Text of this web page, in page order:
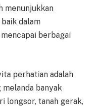
menunjukkan
dalam
berbagai
perhatian adalah
banyak
longsor, tanah gerak,